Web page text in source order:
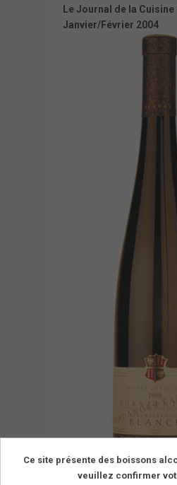
Le Journal de la Cuisine
Janvier/Février 2004
Ce site présente des boissons
veuillez confirmer